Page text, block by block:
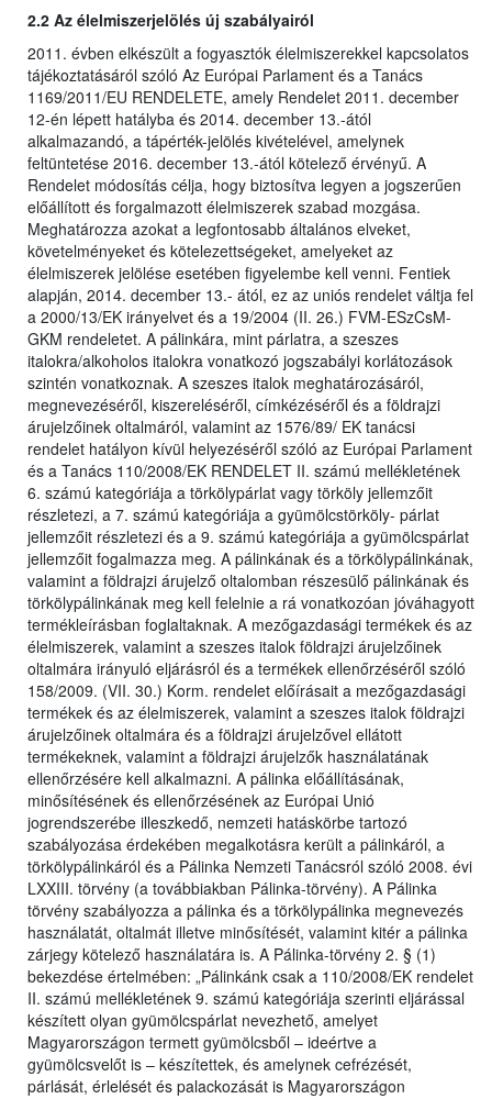
2.2 Az élelmiszerjelölés új szabályairól
2011. évben elkészült a fogyasztók élelmiszerekkel kapcsolatos
tájékoztatásáról szóló Az Európai Parlament és a Tanács
1169/2011/EU RENDELETE, amely Rendelet 2011. december
12-én lépett hatályba és 2014. december 13.-ától
alkalmazandó, a tápérték-jelölés kivételével, amelynek
feltüntetése 2016. december 13.-ától kötelező érvényű. A
Rendelet módosítás célja, hogy biztosítva legyen a jogszerűen
előállított és forgalmazott élelmiszerek szabad mozgása.
Meghatározza azokat a legfontosabb általános elveket,
követelményeket és kötelezettségeket, amelyeket az
élelmiszerek jelölése esetében figyelembe kell venni. Fentiek
alapján, 2014. december 13.- ától, ez az uniós rendelet váltja fel
a 2000/13/EK irányelvet és a 19/2004 (II. 26.) FVM-ESzCsM-
GKM rendeletet. A pálinkára, mint párlatra, a szeszes
italokra/alkoholos italokra vonatkozó jogszabályi korlátozások
szintén vonatkoznak. A szeszes italok meghatározásáról,
megnevezéséről, kiszereléséről, címkézéséről és a földrajzi
árujelzőinek oltalmáról, valamint az 1576/89/ EK tanácsi
rendelet hatályon kívül helyezéséről szóló az Európai Parlament
és a Tanács 110/2008/EK RENDELET II. számú mellékletének
6. számú kategóriája a törkölypárlat vagy törköly jellemzőit
részletezi, a 7. számú kategóriája a gyümölcstörköly- párlat
jellemzőit részletezi és a 9. számú kategóriája a gyümölcspárlat
jellemzőit fogalmazza meg. A pálinkának és a törkölypálinkának,
valamint a földrajzi árujelző oltalomban részesülő pálinkának és
törkölypálinkának meg kell felelnie a rá vonatkozóan jóváhagyott
termékleírásban foglaltaknak. A mezőgazdasági termékek és az
élelmiszerek, valamint a szeszes italok földrajzi árujelzőinek
oltalmára irányuló eljárásról és a termékek ellenőrzéséről szóló
158/2009. (VII. 30.) Korm. rendelet előírásait a mezőgazdasági
termékek és az élelmiszerek, valamint a szeszes italok földrajzi
árujelzőinek oltalmára és a földrajzi árujelzővel ellátott
termékeknek, valamint a földrajzi árujelzők használatának
ellenőrzésére kell alkalmazni. A pálinka előállításának,
minősítésének és ellenőrzésének az Európai Unió
jogrendszerébe illeszkedő, nemzeti hatáskörbe tartozó
szabályozása érdekében megalkotásra került a pálinkáról, a
törkölypálinkáról és a Pálinka Nemzeti Tanácsról szóló 2008. évi
LXXIII. törvény (a továbbiakban Pálinka-törvény). A Pálinka
törvény szabályozza a pálinka és a törkölypálinka megnevezés
használatát, oltalmát illetve minősítését, valamint kitér a pálinka
zárjegy kötelező használatára is. A Pálinka-törvény 2. § (1)
bekezdése értelmében: „Pálinkánk csak a 110/2008/EK rendelet
II. számú mellékletének 9. számú kategóriája szerinti eljárással
készített olyan gyümölcspárlat nevezhető, amelyet
Magyarországon termett gyümölcsből – ideértve a
gyümölcsvelőt is – készítettek, és amelynek cefrézését,
párlását, érlelését és palackozását is Magyarországon